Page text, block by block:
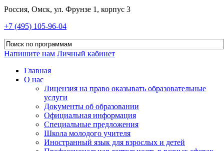
Россия, Омск, ул. Фрунзе 1, корпус 3
+7 (495) 105-96-04
Напишите нам Личный кабинет
Главная
О нас
Лицензия на право оказывать образовательные
услуги
Документы об образовании
Официальная информация
Специальные предложения
Школа молодого учителя
Иностранный язык для взрослых и детей